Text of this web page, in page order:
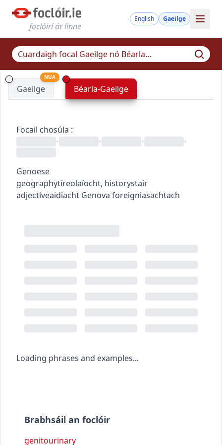
foclóirí ár linne
English Gaeilge
Gaeilge
NUA
Béarla-Gaeilge
Focail chosúla :
•
• • •
Genoese
geographytíreolaíocht, historystair
adjectiveaidiacht Genova foreigniasachtach
Loading phrases and examples...
Brabhsáil an foclóir
genitourinary